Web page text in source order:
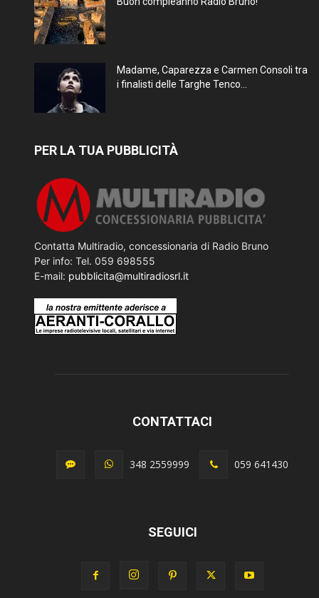
Madame, Caparezza e Carmen Consoli tra
i finalisti delle Targhe Tenco...
PER LA TUA PUBBLICITÀ
Contatta Multiradio, concessionaria di Radio Bruno
Per info: Tel. 059 698555
E-mail: pubblicita@multiradiosrl.it
CONTATTACI
348 2559999 059 641430
SEGUICI